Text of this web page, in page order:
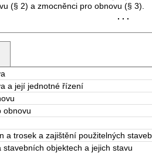
(§ 2) a zmocněnci pro obnovu (§ 3).
. . .
a její jednotné řízení
obnovu
a trosek a zajištění použitelných
stavebních objektech a jejich stavu